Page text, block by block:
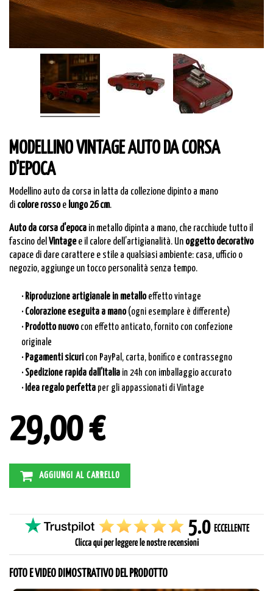
MODELLINO VINTAGE AUTO DA CORSA
D'EPOCA
Modellino auto da corsa in latta da collezione dipinto a mano
di colore rossoe lungo 26 cm.
Auto da corsa d'epoca in metallo dipinta a mano, che racchiude tutto il
fascino del Vintagee il calore dell’artigianalità. Un oggetto decorativo
capace di dare carattere e stile a qualsiasi ambiente: casa, ufficio o
negozio, aggiunge un tocco personalità senza tempo.
· Riproduzione artigianale in metalloeffetto vintage
· Colorazione eseguita a mano(ogni esemplare è differente)
· Prodotto nuovocon effetto anticato, fornito con confezione
originale
· Pagamenti sicuri con PayPal, carta, bonifico e contrassegno
· Spedizione rapida dall’Italia in 24h con imballaggio accurato
· Idea regalo perfetta per gli appassionati di Vintage
29,00 €
AGGIUNGI AL CARRELLO
FOTO E VIDEO DIMOSTRATIVO DEL PRODOTTO